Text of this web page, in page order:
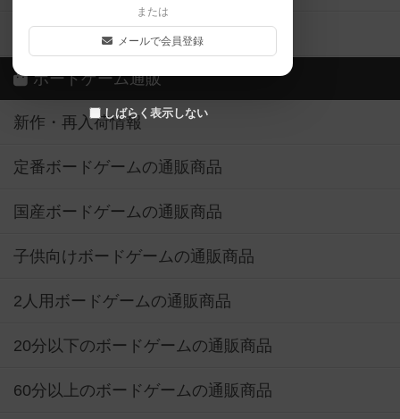
または
メールで会員登録
しばらく表示しない
ボドゲーマご利用案内
ボードゲーム通販
新作・再入荷情報
定番ボードゲームの通販商品
国産ボードゲームの通販商品
子供向けボードゲームの通販商品
2人用ボードゲームの通販商品
20分以下のボードゲームの通販商品
60分以上のボードゲームの通販商品